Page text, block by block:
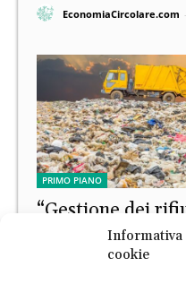
Informativa
cookie
EconomiaCircolare.com -
PRIMO PIANO
“Gestione dei
dall’efficienza
EconomiaCircolare.com